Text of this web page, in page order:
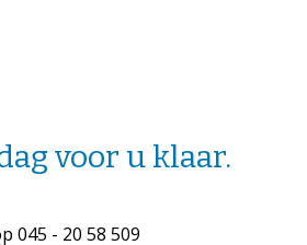
voor u klaar.
045 - 20 58 509